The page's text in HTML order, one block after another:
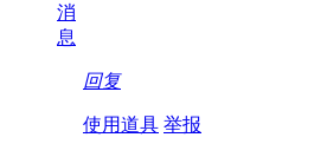
消
息
回复
使用道具 举报